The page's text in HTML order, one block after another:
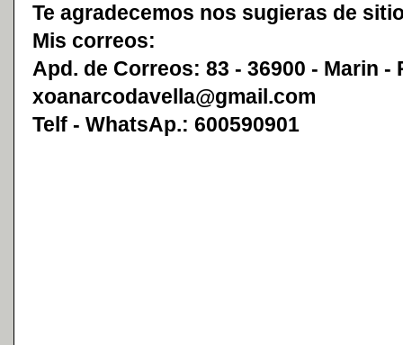
Te agradecemos nos sugieras de
Mis correos:
Apd. de Correos: 83 - 36900 - Marin -
xoanarcodavella@gmail.com
Telf - WhatsAp.: 600590901